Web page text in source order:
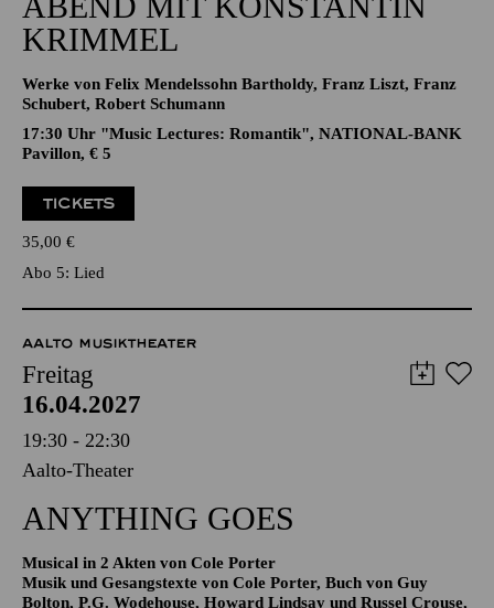
GROSSE STIMMEN
ROMANTISCHER LIEDER­
ABEND MIT KONSTANTIN
KRIMMEL
Werke von Felix Mendelssohn Bartholdy, Franz Liszt, Franz
17:30 Uhr "Music Lectures: Romantik", NATIONAL-BANK
Pavillon, € 5
TICKETS
35,00€
Abo 5: Lied
AALTO MUSIKTHEATER
Freitag
16.04.2027
19:30 - 22:30
ANYTHING GOES